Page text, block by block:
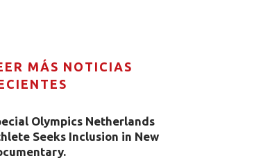
MÁS NOTICIAS
Olympics Netherlands
Seeks Inclusion in New